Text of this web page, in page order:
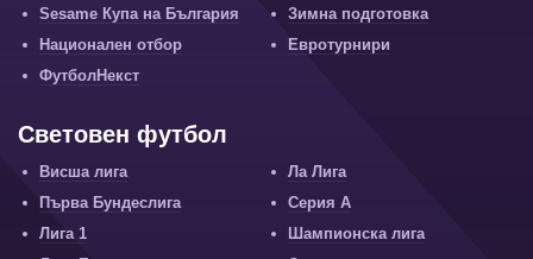
Sesame Купа на България
Зимна подготовка
Национален отбор
Евротурнири
ФутболНекст
Световен футбол
Висша лига
Ла Лига
Първа Бундеслига
Серия А
Лига 1
Шампионска лига